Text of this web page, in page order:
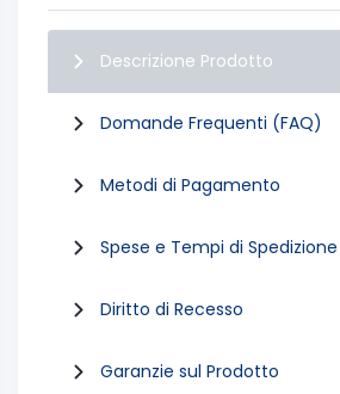
Descrizione Prodotto
Domande Frequenti (FAQ)
Metodi di Pagamento
Spese e Tempi di Spedizione
Diritto di Recesso
Garanzie sul Prodotto